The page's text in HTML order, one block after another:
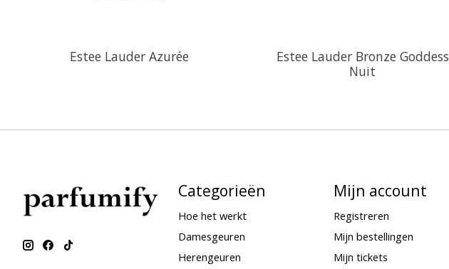
Estee Lauder Azurée
Estee Lauder Bronze Goddess
Nuit
Categorieën
Hoe het werkt
Damesgeuren
Herengeuren
Mijn account
Registreren
Mijn bestellingen
Mijn tickets